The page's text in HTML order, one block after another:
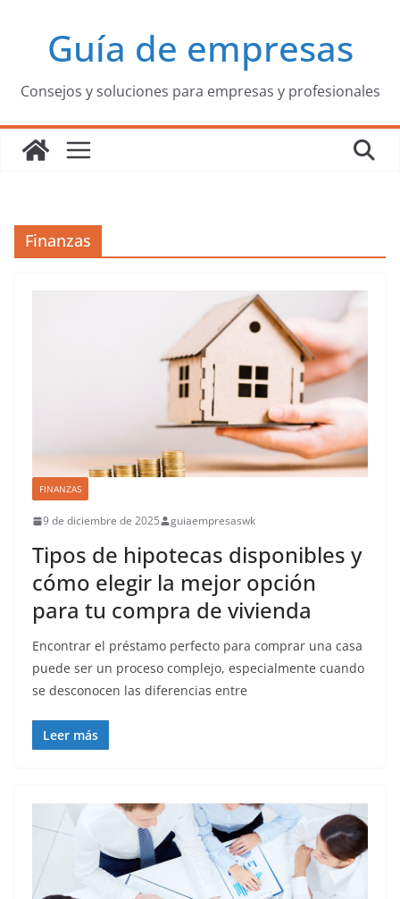
contenidoGuía de empresas
Consejos y soluciones para empresas y profesionales
Finanzas
FINANZAS
9 de diciembre de 2025 guiaempresaswk
Tipos de hipotecas disponibles y
cómo elegir la mejor opción
para tu compra de vivienda
Encontrar el préstamo perfecto para comprar una casa
puede ser un proceso complejo, especialmente cuando
se desconocen las diferencias entre
Leer más